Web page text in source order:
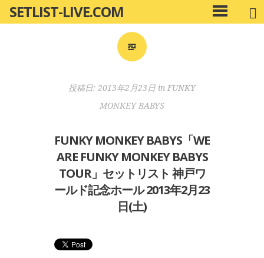
ン
SETLIST-LIVE.COM
メ
イ
投稿日: 2013年2月23日 in FUNKY
MONKEY BABYS
FUNKY MONKEY BABYS「WE
ARE FUNKY MONKEY BABYS
TOUR」セットリスト 神戸ワ
ールド記念ホール 2013年2月23
日(土)